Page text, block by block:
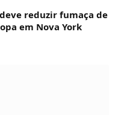
reduzir fumaça de
em Nova York